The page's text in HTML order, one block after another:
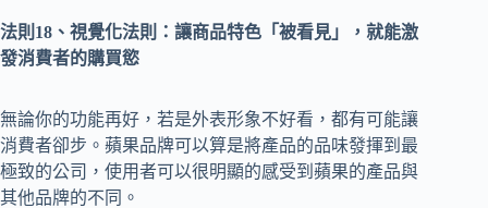
法則18、視覺化法則：讓商品特色「被看見」，就能激
發消費者的購買慾
無論你的功能再好，若是外表形象不好看，都有可能讓
消費者卻步。蘋果品牌可以算是將產品的品味發揮到最
極致的公司，使用者可以很明顯的感受到蘋果的產品與
其他品牌的不同。